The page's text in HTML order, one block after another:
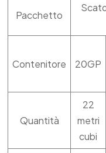
Pacchetto
Contenitore 20GP
Quantità
22
metri
cubi